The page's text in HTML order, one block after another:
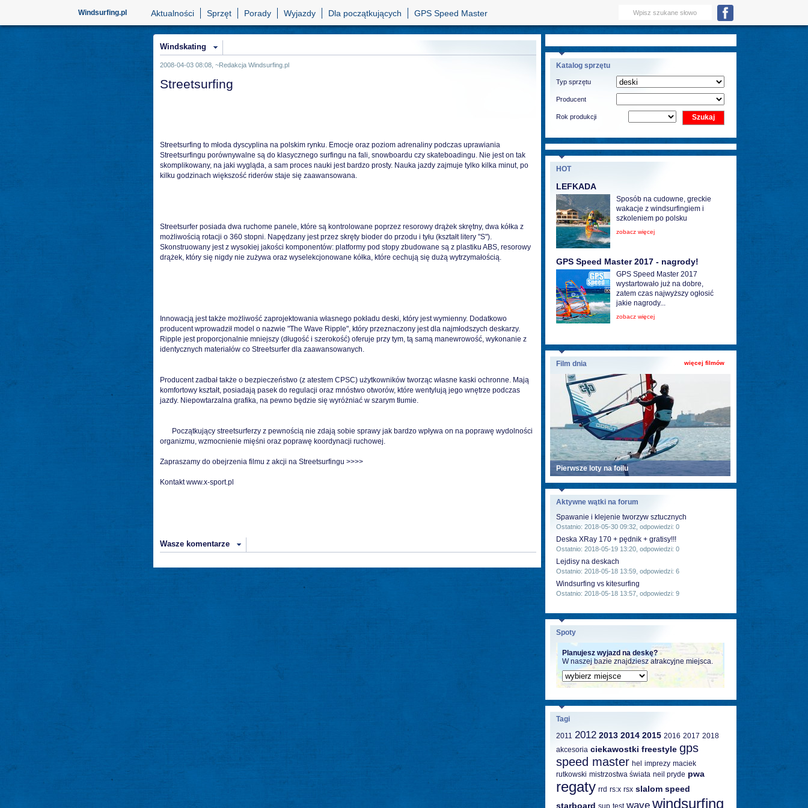
Windsurfing.pl Aktualności Sprzęt Porady Wyjazdy Dla początkujących GPS Speed Master
Windskating
2008-04-03 08:08, ~Redakcja Windsurfing.pl
Streetsurfing
Streetsurfing to młoda dyscyplina na polskim rynku. Emocje oraz poziom adrenaliny podczas uprawiania
Streetsurfingu porównywalne są do klasycznego surfingu na fali, snowboardu czy skateboadingu. Nie jest on tak
skomplikowany, na jaki wygląda, a sam proces nauki jest bardzo prosty. Nauka jazdy zajmuje tylko kilka minut, po
kilku godzinach większość riderów staje się zaawansowana.
Streetsurfer posiada dwa ruchome panele, które są kontrolowane poprzez resorowy drążek skrętny, dwa kółka z
możliwością rotacji o 360 stopni. Napędzany jest przez skręty bioder do przodu i tyłu (kształt litery "S").
Skonstruowany jest z wysokiej jakości komponentów: platformy pod stopy zbudowane są z plastiku ABS, resorowy
drążek, który się nigdy nie zużywa oraz wyselekcjonowane kółka, które cechują się dużą wytrzymałością.
Innowacją jest także możliwość zaprojektowania własnego pokładu deski, który jest wymienny. Dodatkowo
producent wprowadził model o nazwie "The Wave Ripple", który przeznaczony jest dla najmłodszych deskarzy.
Ripple jest proporcjonalnie mniejszy (długość i szerokość) oferuje przy tym, tą samą manewrowość, wykonanie z
identycznych materiałów co Streetsurfer dla zaawansowanych.
Producent zadbał także o bezpieczeństwo (z atestem CPSC) użytkowników tworząc własne kaski ochronne. Mają
komfortowy kształt, posiadają pasek do regulacji oraz mnóstwo otworów, które wentylują jego wnętrze podczas
jazdy. Niepowtarzalna grafika, na pewno będzie się wyróżniać w szarym tłumie.
Początkujący streetsurferzy z pewnością nie zdają sobie sprawy jak bardzo wpływa on na poprawę wydolności
organizmu, wzmocnienie mięśni oraz poprawę koordynacji ruchowej.
Zapraszamy do obejrzenia filmu z akcji na Streetsurfingu >>>>
Kontaktwww.x-sport.pl
Wasze komentarze
Katalog sprzętu
Typ sprzętu
Producent
Rok produkcji
HOT
LEFKADA
Sposób na cudowne, greckie
wakacje z windsurfingiem i
szkoleniem po polsku
zobacz więcej
GPS Speed Master 2017 - nagrody!
GPS Speed Master 2017
wystartowało już na dobre,
zatem czas najwyższy ogłosić
jakie nagrody...
zobacz więcej
więcej filmów
Film dnia
Pierwsze loty na foilu
Aktywne wątki na forum
Spawanie i klejenie tworzyw sztucznych
Ostatnio: 2018-05-30 09:32, odpowiedzi: 0
Deska XRay 170 + pędnik + gratisy!!!
Ostatnio: 2018-05-19 13:20, odpowiedzi: 0
Lejdisy na deskach
Ostatnio: 2018-05-18 13:59, odpowiedzi: 6
Windsurfing vs kitesurfing
Ostatnio: 2018-05-18 13:57, odpowiedzi: 9
Spoty
Planujesz wyjazd na deskę?
W naszej bazie znajdziesz atrakcyjne miejsca.
Tagi
2011 2012 2013 2014 2015 2016 2017 2018
akcesoria ciekawostki freestyle gps
speed master hel imprezy maciek
rutkowski mistrzostwa świata neil pryde pwa
regaty rrd rs:x rsx slalom speed
starboard sup test wave windsurfing